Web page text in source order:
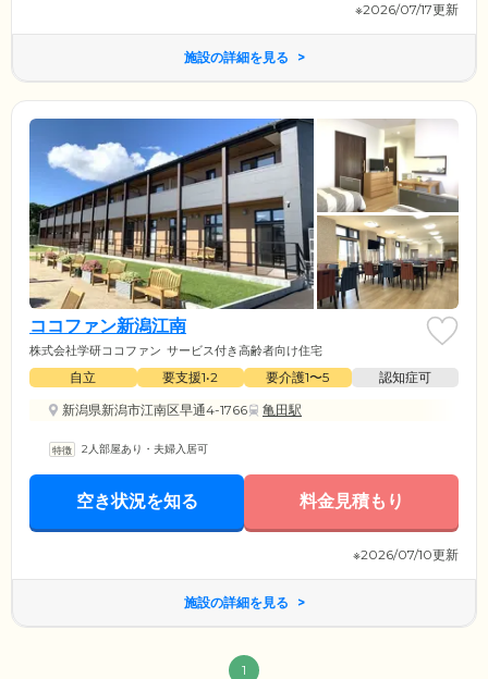
※2026/07/17更新
施設の詳細を見る
ココファン新潟江南
株式会社学研ココファン サービス付き高齢者向け住宅
自立 要支援1•2 要介護1〜5
認知症可
新潟県新潟市江南区早通4-1766
亀田駅
2人部屋あり・夫婦入居可
空き状況を知る 料金見積もり
※2026/07/10更新
施設の詳細を見る
1